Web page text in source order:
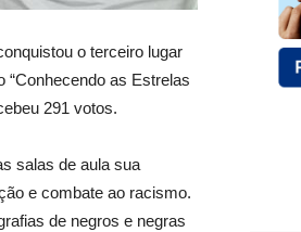
o terceiro lugar
“Conhecendo as Estrelas
291 votos.
salas de aula sua
e combate ao racismo.
de negros e negras